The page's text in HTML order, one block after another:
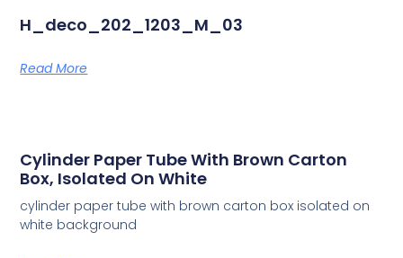
H_deco_202_1203_M_03
Read More
Cylinder Paper Tube With Brown Carton
Box, Isolated On White
cylinder paper tube with brown carton box isolated on
white background